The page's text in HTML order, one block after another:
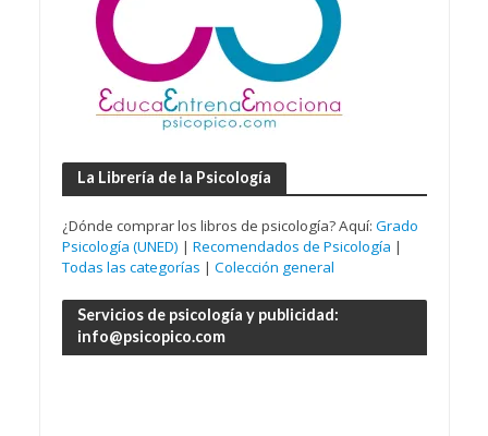
La Librería de la Psicología
¿Dónde comprar los libros de psicología? Aquí: Grado
Psicología (UNED) | Recomendados de Psicología |
Todas las categorías | Colección general
Servicios de psicología y publicidad:
info@psicopico.com